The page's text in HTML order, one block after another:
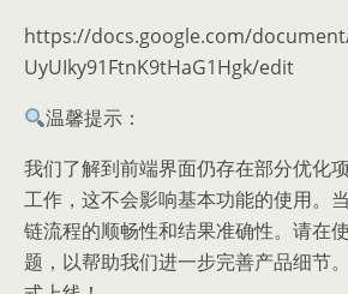
https://docs.google.com/
UyUIky91FtnK9tHaG1Hgk/edit
温馨提示：
我们了解到前端界面仍存在部分优化
工作，这不会影响基本功能的使用。
链流程的顺畅性和结果准确性。请在
题，以帮助我们进一步完善产品细节